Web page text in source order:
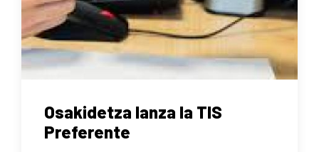
Osakidetza lanza la TIS
Preferente